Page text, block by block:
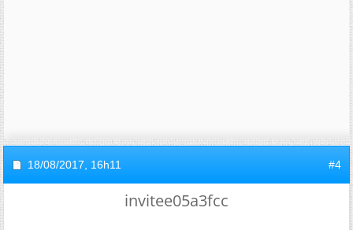
18/08/2017, 16h11 #4
invitee05a3fcc